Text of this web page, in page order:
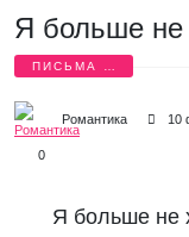
Я больше не
ПИСЬМА О
Романтика 10
0
Я больше не